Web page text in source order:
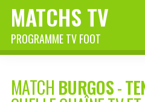
MATCHS TV
PROGRAMME TV FOOT
MATCH BURGOS-